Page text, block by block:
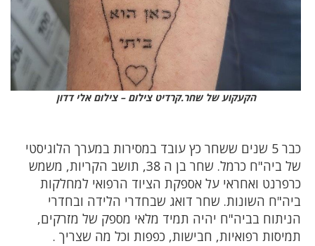
הקעקוע של שחר.קרדיט צילום – צילום אלי דדון
כבר 5 שנים ששחר כץ עובד במסירות במערך הלוגיסטי
של ביה"ח כרמל. שחר בן ה 38, תושב הקריות, משמש
כרפרנט ואחראי על אספקת הציוד הרפואי למחלקות
ביה"ח השונות. שחר דואג שבחדרי הלידה ובחדרי
הניתוח בביה"ח יהיה תמיד מלאי מספק של מזרקים,
תמיסות רפואיות, חבישות, כפפות וכל מה שצריך .